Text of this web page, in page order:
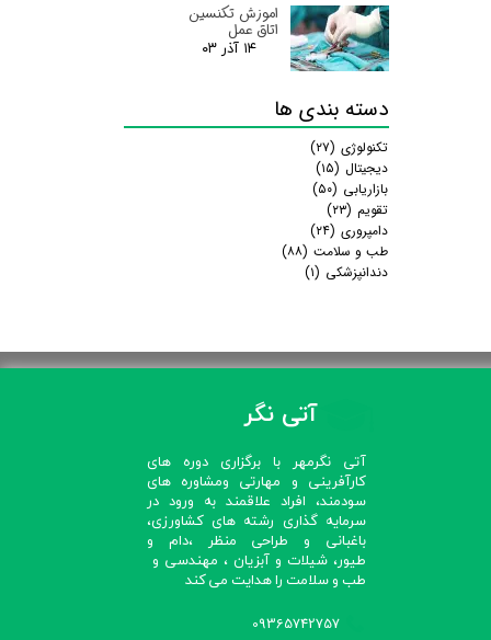
اموزش تکنسین
اتاق عمل
۱۴ آذر ۰۳
دسته بندی ها
تکنولوژی (۲۷)
دیجیتال (۱۵)
بازاریابی (۵۰)
تقویم (۲۳)
دامپروری (۲۴)
طب و سلامت (۸۸)
دندانپزشکی (۱)
آتی نگر
آتی نگرمهر با برگزاری دوره های
کارآفرینی و مهارتی ومشاوره های
سودمند، افراد علاقمند به ورود در
سرمایه گذاری رشته های کشاورزی،
باغبانی و طراحی منظر ،دام و
طیور، شیلات و آبزیان ، مهندسی و
طب و سلامت را هدایت می کند​​​​​​​
09365742757